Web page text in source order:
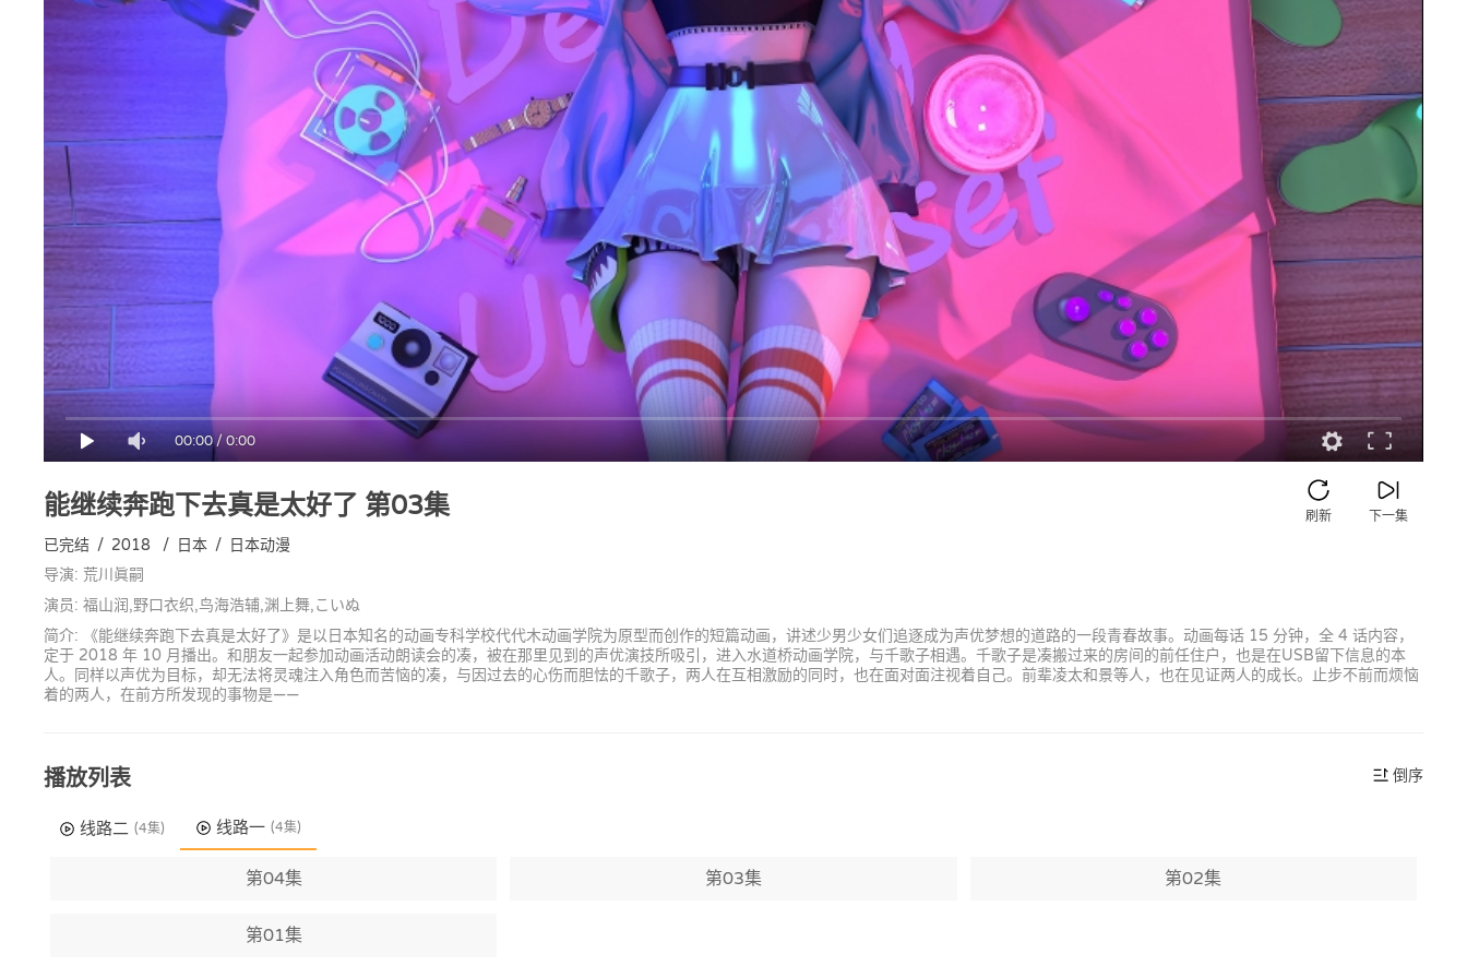
00:00/0:00
能继续奔跑下去真是太好了 第03集 下一集
刷新
已完结 / 2018 / 日本 / 日本动漫
导演: 荒川眞嗣
演员: 福山润,野口衣织,鸟海浩辅,渊上舞,こいぬ
简介: 《能继续奔跑下去真是太好了》是以日本知名的动画专科学校代代木动画学院为原型而创作的短篇动画，讲述少男少女们追逐成为声优梦想的道路的一段青春故事。动画每话 15 分钟，全 4 话内容，
定于 2018 年 10 月播出。和朋友一起参加动画活动朗读会的凑，被在那里见到的声优演技所吸引，进入水道桥动画学院，与千歌子相遇。千歌子是凑搬过来的房间的前任住户，也是在USB留下信息的本
人。同样以声优为目标，却无法将灵魂注入角色而苦恼的凑，与因过去的心伤而胆怯的千歌子，两人在互相激励的同时，也在面对面注视着自己。前辈凌太和景等人，也在见证两人的成长。止步不前而烦恼
着的两人，在前方所发现的事物是——
播放列表 倒序
线路二 (4集) 线路一 (4集)
第04集 第03集 第02集
第01集